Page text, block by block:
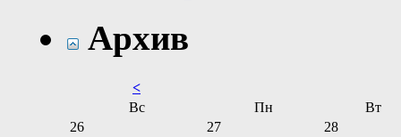
Архив
<
Вс
Пн
Вт
26
27
28